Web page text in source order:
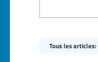
Tous les articles: